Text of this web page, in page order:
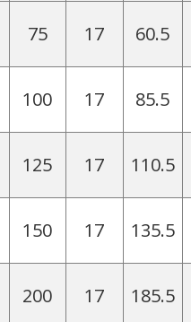
75 17 60.5
100 17 85.5
125 17 110.5
150 17 135.5
200 17 185.5